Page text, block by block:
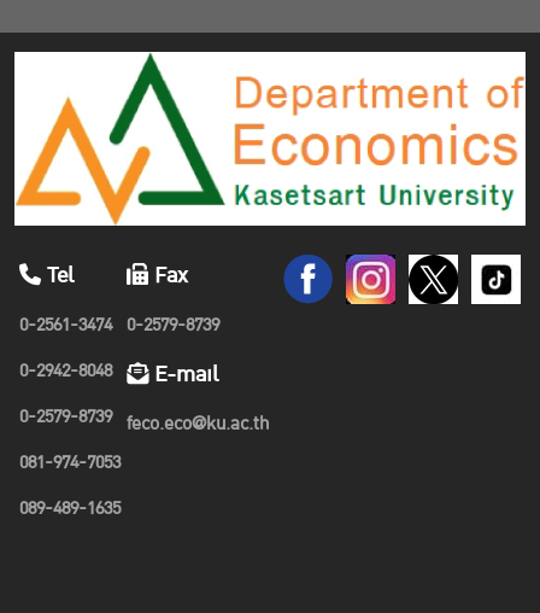
Tel
0-2561-3474
0-2942-8048
0-2579-8739
081-974-7053
089-489-1635
Fax
0-2579-8739
E-mail
feco.eco@ku.ac.th